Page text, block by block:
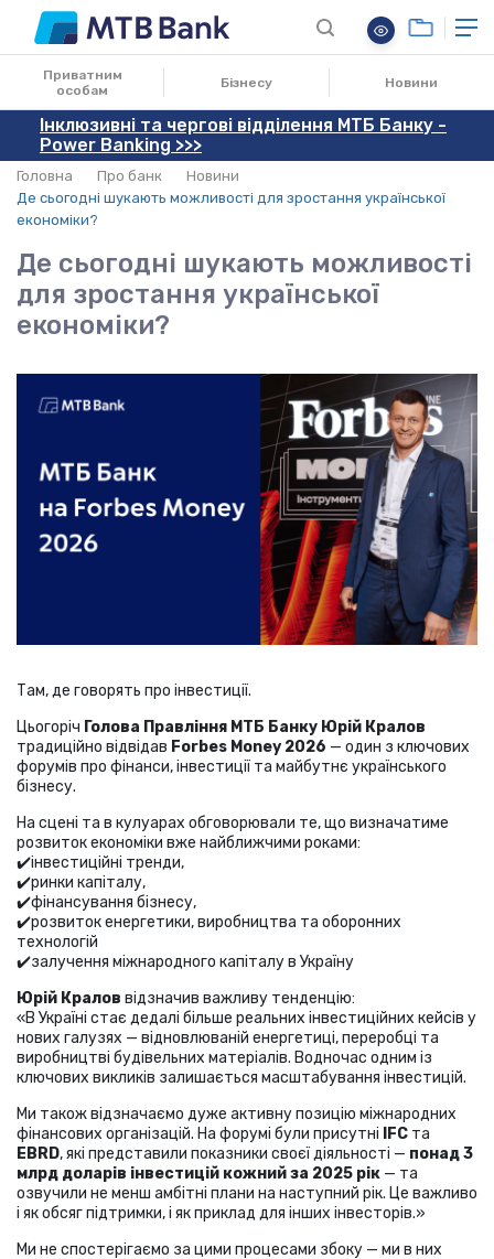
Приватним
особам
Бізнесу Новини
Інклюзивні та чергові відділення МТБ Банку -
Power Banking >>>
Головна Про банк
Новини
Де сьогодні шукають можливості для зростання української
економіки?
Де сьогодні шукають можливості
для зростання української
економіки?
02.06.2026
Там, де говорять про інвестиції.
Цьогоріч Голова Правління МТБ Банку Юрій Кралов
традиційно відвідав Forbes Money 2026 — один з ключових
форумів про фінанси, інвестиції та майбутнє українського
бізнесу.
На сцені та в кулуарах обговорювали те, що визначатиме
розвиток економіки вже найближчими роками:
✔️інвестиційні тренди,
✔️ринки капіталу,
✔️фінансування бізнесу,
✔️розвиток енергетики, виробництва та оборонних
технологій
✔️залучення міжнародного капіталу в Україну
Юрій Кралов відзначив важливу тенденцію:
«В Україні стає дедалі більше реальних інвестиційних кейсів у
нових галузях — відновлюваній енергетиці, переробці та
виробництві будівельних матеріалів. Водночас одним із
ключових викликів залишається масштабування інвестицій.
Ми також відзначаємо дуже активну позицію міжнародних
фінансових організацій. На форумі були присутні
IFC та
EBRD, які представили показники своєї діяльності — понад 3
млрд доларів інвестицій кожний за 2025 рік — та
озвучили не менш амбітні плани на наступний рік. Це важливо
і як обсяг підтримки, і як приклад для інших інвесторів.»
Ми не спостерігаємо за цими процесами збоку — ми в них